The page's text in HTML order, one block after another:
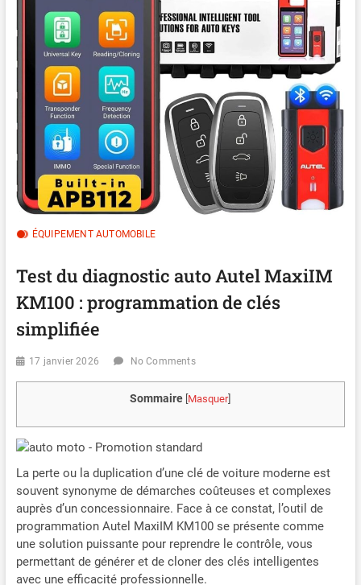
ÉQUIPEMENT AUTOMOBILE
Test du diagnostic auto Autel MaxiIM
KM100 : programmation de clés
simplifiée
17 janvier 2026 No Comments
Sommaire [Masquer]
La perte ou la duplication d’une clé de voiture moderne est
souvent synonyme de démarches coûteuses et complexes
auprès d’un concessionnaire. Face à ce constat, l’outil de
programmation Autel MaxiIM KM100 se présente comme
une solution puissante pour reprendre le contrôle, vous
permettant de générer et de cloner des clés intelligentes
avec une efficacité professionnelle.